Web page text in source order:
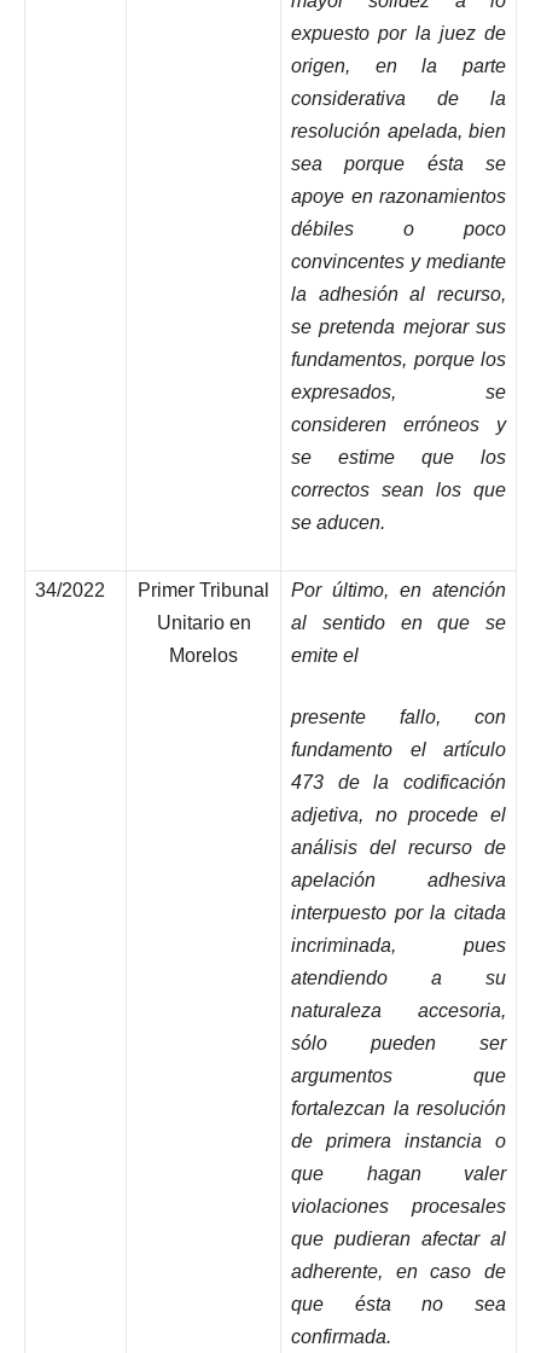
expuesto por la juez de
origen, en la parte
considerativa de la
resolución apelada, bien
sea porque ésta se
apoye en razonamientos
débiles o poco
convincentes y mediante
la adhesión al recurso,
se pretenda mejorar sus
fundamentos, porque los
expresados, se
consideren erróneos y
se estime que los
correctos sean los que
se aducen.
34/2022
Primer Tribunal
Unitario en
Morelos
Por último, en atención
al sentido en que se
emite el
presente fallo, con
fundamento el artículo
473 de la codificación
adjetiva, no procede el
análisis del recurso de
apelación adhesiva
interpuesto por la citada
incriminada, pues
atendiendo a su
naturaleza accesoria,
sólo pueden ser
argumentos que
fortalezcan la resolución
de primera instancia o
que hagan valer
violaciones procesales
que pudieran afectar al
adherente, en caso de
que ésta no sea
confirmada.